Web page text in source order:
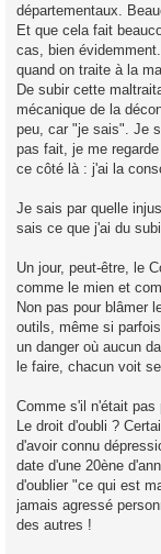
départementaux.
Et que cela fait
cas, bien
quand on traite à la
De subir cette
mécanique de la
peu, car "je sais". Je
pas fait, je me
ce côté là : j'ai la
Je sais par quelle
sais ce que j'ai du
Un jour, peut-être, le
comme le mien et
Non pas pour blâmer
outils, même si
un danger où aucun
le faire, chacun voit
Comme s'il n'était pas
Le droit d'oubli ?
d'avoir connu
date d'une 20ène
d'oublier "ce qui est
jamais agressé
des autres !